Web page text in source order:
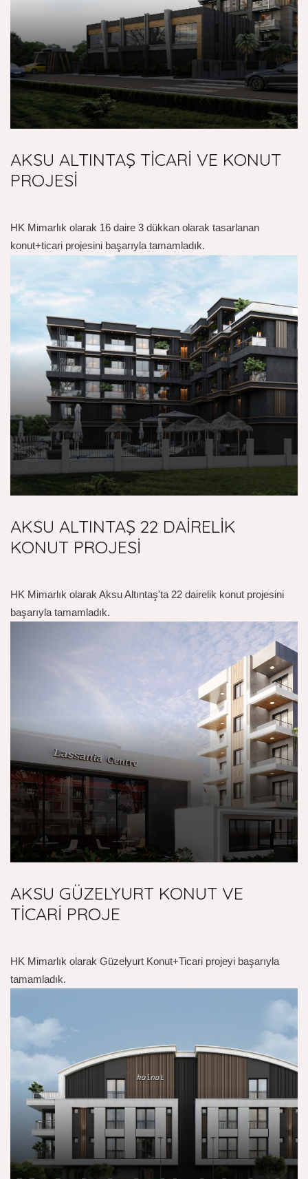
AKSU ALTINTAŞ TİCARİ VE KONUT
PROJESİ
HK Mimarlık olarak 16 daire 3 dükkan olarak tasarlanan
konut+ticari projesini başarıyla tamamladık.
AKSU ALTINTAŞ 22 DAİRELİK
KONUT PROJESİ
HK Mimarlık olarak Aksu Altıntaş'ta 22 dairelik konut projesini
başarıyla tamamladık.
AKSU GÜZELYURT KONUT VE
TİCARİ PROJE
HK Mimarlık olarak Güzelyurt Konut+Ticari projeyi başarıyla
tamamladık.